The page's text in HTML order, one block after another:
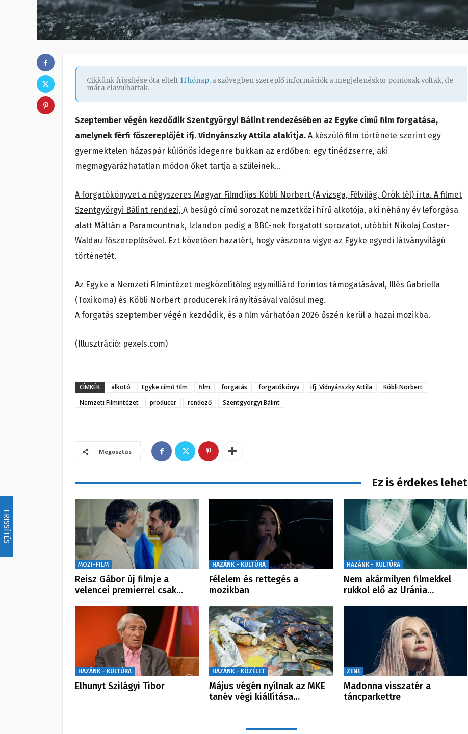
FRISSÍTÉS
Cikkünk frissítése óta eltelt 11 hónap, a szövegben szereplő információk a megjelenéskor pontosak voltak, de
mára elavulhattak.
Szeptember végén kezdődik Szentgyörgyi Bálint rendezésében az Egyke című film forgatása,
amelynek férfi főszereplőjét ifj. Vidnyánszky Attila alakítja. A készülő film története szerint egy
gyermektelen házaspár különös idegenre bukkan az erdőben: egy tinédzserre, aki
megmagyarázhatatlan módon őket tartja a szüleinek…
A forgatókönyvet a négyszeres Magyar Filmdíjas Köbli Norbert (A vizsga, Félvilág, Örök tél) írta. A filmet
Szentgyörgyi Bálint rendezi, A besúgó című sorozat nemzetközi hírű alkotója, aki néhány év leforgása
alatt Máltán a Paramountnak, Izlandon pedig a BBC-nek forgatott sorozatot, utóbbit Nikolaj Coster-
Waldau főszereplésével. Ezt követően hazatért, hogy vászonra vigye az Egyke egyedi látványvilágú
történetét.
Az Egyke a Nemzeti Filmintézet megközelítőleg egymilliárd forintos támogatásával, Illés Gabriella
(Toxikoma) és Köbli Norbert producerek irányításával valósul meg.
A forgatás szeptember végén kezdődik, és a film várhatóan 2026 őszén kerül a hazai mozikba.
(Illusztráció: pexels.com)
CÍMKÉK alkotó Egyke című film film forgatás forgatókönyv ifj. Vidnyánszky Attila
Köbli Norbert
Nemzeti Filmintézet
producer rendező Szentgyörgyi Bálint
Megosztás
Ez is érdekes lehet
MOZI-FILM
Reisz Gábor új filmje a
velencei premierrel csak…
HAZÁNK - KULTÚRA
Félelem és rettegés a
mozikban
HAZÁNK - KULTÚRA
Nem akármilyen filmekkel
rukkol elő az Uránia…
HAZÁNK - KULTÚRA
Elhunyt Szilágyi Tibor
HAZÁNK - KÖZÉLET
Május végén nyílnak az MKE
tanév végi kiállítása…
ZENE
Madonna visszatér a
táncparkettre